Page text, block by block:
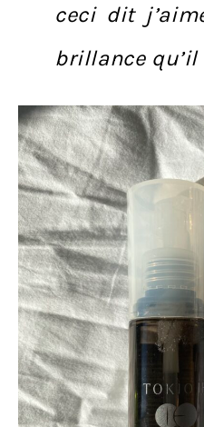
ceci dit
brillance qu’il